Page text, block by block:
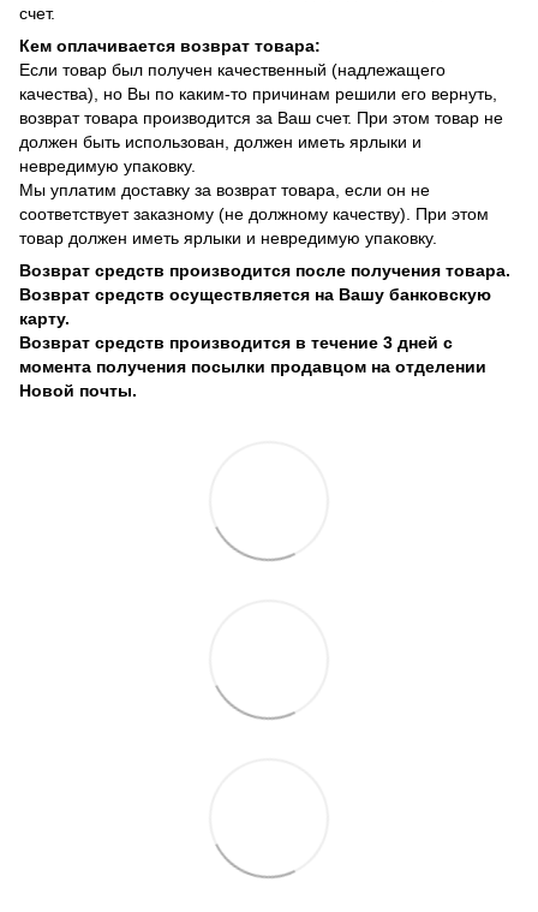
счет.
Кем оплачивается возврат товара:
Если товар был получен качественный (надлежащего
качества), но Вы по каким-то причинам решили его вернуть,
возврат товара производится за Ваш счет. При этом товар не
должен быть использован, должен иметь ярлыки и
невредимую упаковку.
Мы уплатим доставку за возврат товара, если он не
соответствует заказному (не должному качеству). При этом
товар должен иметь ярлыки и невредимую упаковку.
Возврат средств производится после получения товара.
Возврат средств осуществляется на Вашу банковскую
карту.
Возврат средств производится в течение 3 дней с
момента получения посылки продавцом на отделении
Новой почты.